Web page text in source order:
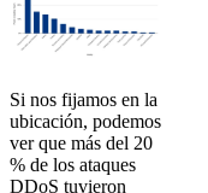
Si nos fijamos en la
ubicación, podemos
ver que más del 20
% de los ataques
DDoS tuvieron